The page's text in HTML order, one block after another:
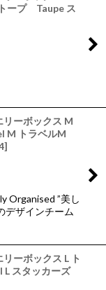
プ Taupe ス
リーボックス M
M トラベルM
]
Organised ”美し
デザインチーム
リーボックス L ト
L スタッカーズ